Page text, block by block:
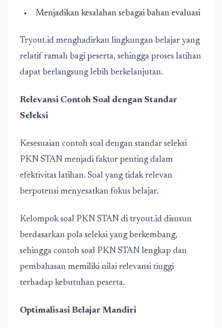
Menjadikan kesalahan sebagai bahan evaluasi
Tryout.id menghadirkan lingkungan belajar yang
relatif ramah bagi peserta, sehingga proses latihan
dapat berlangsung lebih berkelanjutan.
Relevansi Contoh Soal dengan Standar
Seleksi
Kesesuaian contoh soal dengan standar seleksi
PKN STAN menjadi faktor penting dalam
efektivitas latihan. Soal yang tidak relevan
berpotensi menyesatkan fokus belajar.
Kelompok soal PKN STAN di tryout.id disusun
berdasarkan pola seleksi yang berkembang,
sehingga contoh soal PKN STAN lengkap dan
pembahasan memiliki nilai relevansi tinggi
terhadap kebutuhan peserta.
Optimalisasi Belajar Mandiri